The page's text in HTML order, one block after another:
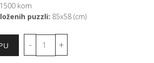
1500 kom
puzzli: 85x58 (cm)